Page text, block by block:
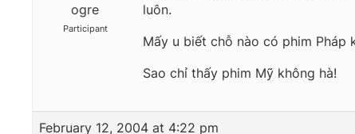
ogre
Participant
luôn.
Mấy u biết chỗ nào có phim Pháp
Sao chỉ thấy phim Mỹ không hà!
February 12, 2004 at 4:22 pm